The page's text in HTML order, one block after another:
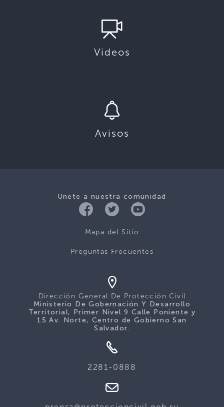
Videos
Avisos
Únete a nuestra comunidad
Mapa del Sitio
Preguntas Frecuentes
Dirección General De Protección Civil
Ministerio De Gobernación Y Desarrollo
Territorial, Primer Nivel 9 Calle Poniente y
15 Av. Norte, Centro de Gobierno San
Salvador.
2281-0888